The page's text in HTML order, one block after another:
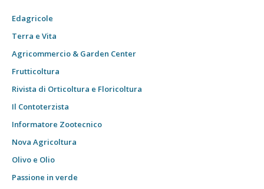
Edagricole
Terra e Vita
Agricommercio & Garden Center
Frutticoltura
Rivista di Orticoltura e Floricoltura
Il Contoterzista
Informatore Zootecnico
Nova Agricoltura
Olivo e Olio
Passione in verde